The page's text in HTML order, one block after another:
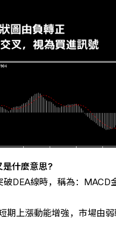
是什麼意思?
DEA線時，稱為：MACD
期上漲動能增強，市場由